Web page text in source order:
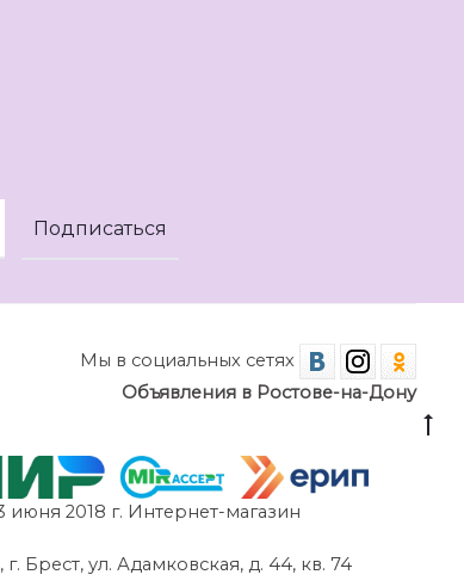
Мы в социальных сетях
Объявления в Ростове-на-Дону
2018 г. Интернет-магазин
Брест, ул. Адамковская, д. 44, кв. 74